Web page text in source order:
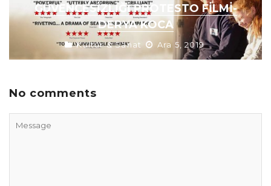
GÜVENCESIZLIĞI PROTESTO FILMI-
DERYA KOCA
Kültür & Sanat Ara 5, 2019
No comments